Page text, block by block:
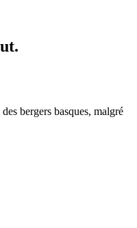
bergers basques, malgré